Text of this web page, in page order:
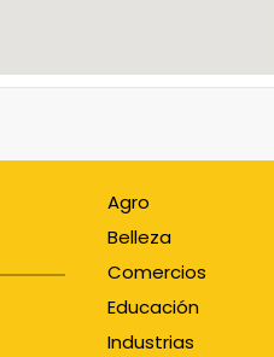
Agro
Belleza
Comercios
Educación
Industrias